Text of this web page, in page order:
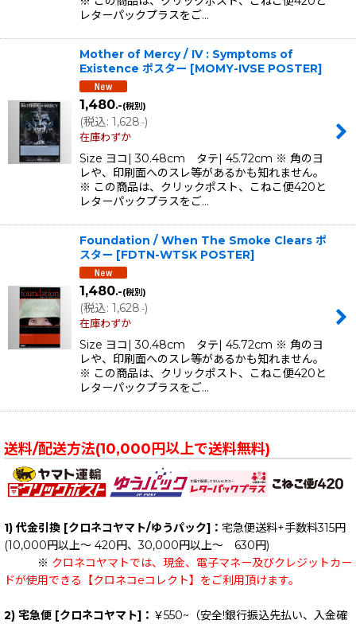
レターパックプラスをご…
Mother of Mercy / IV : Symptoms of
Existence ポスター [MOMY-IVSE POSTER]
1,480.-(税別)
(税込: 1,628.-)
在庫わずか
Size ヨコ| 30.48cm タテ| 45.72cm ※ 角のヨ
レや、印刷面へのスレ等があるかも知れません。
※ この商品は、クリックポスト、こねこ便420と
レターパックプラスをご…
Foundation / When The Smoke Clears ポ
スター [FDTN-WTSK POSTER]
1,480.-(税別)
(税込: 1,628.-)
在庫わずか
Size ヨコ| 30.48cm タテ| 45.72cm ※ 角のヨ
レや、印刷面へのスレ等があるかも知れません。
※ この商品は、クリックポスト、こねこ便420と
レターパックプラスをご…
送料/配送方法(10,000円以上で送料無料)
1) 代金引換 [クロネコヤマト/ゆうパック]： 宅急便送料+手数料315円
(10,000円以上～ 420円、30,000円以上～ 630円)
※ クロネコヤマトでは、現金、電子マネー及びクレジットカー
ドが使用できる【クロネコeコレクト】をご利用頂けます。
2) 宅急便 [クロネコヤマト]： ￥550~（安全!銀行振込先払い、入金確